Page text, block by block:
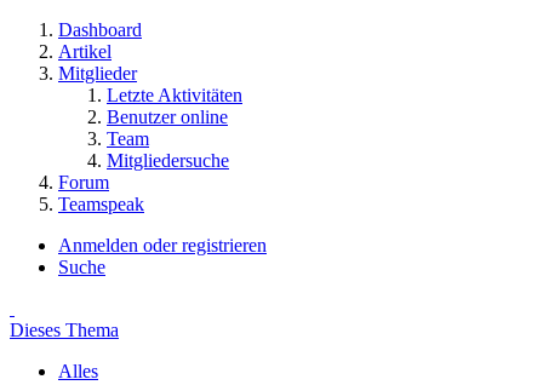
Dashboard
Artikel
Mitglieder
Letzte Aktivitäten
Benutzer online
Team
Mitgliedersuche
Forum
Teamspeak
Anmelden oder registrieren
Suche
Dieses Thema
Alles